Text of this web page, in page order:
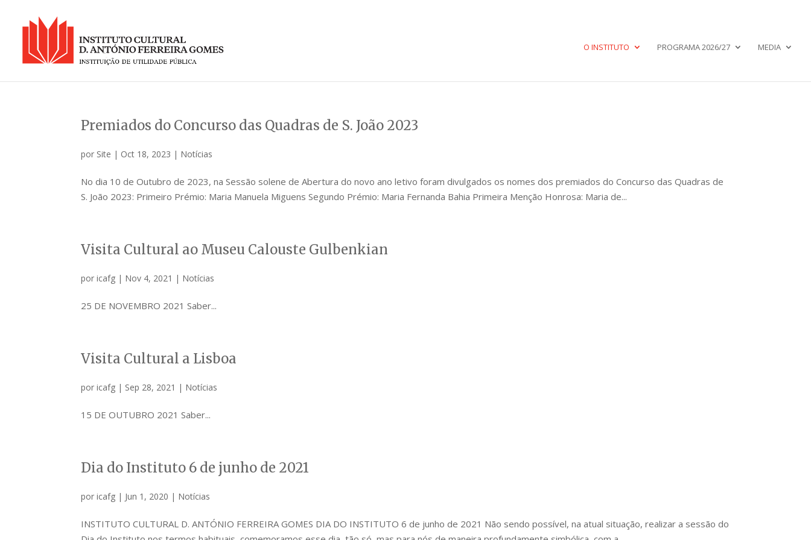
O INSTITUTO PROGRAMA 2026/27 MEDIA
Premiados do Concurso das Quadras de S. João 2023
por Site | Oct 18, 2023 | Notícias
No dia 10 de Outubro de 2023, na Sessão solene de Abertura do novo ano letivo foram divulgados os nomes dos premiados do Concurso das Quadras de
S. João 2023: Primeiro Prémio: Maria Manuela Miguens Segundo Prémio: Maria Fernanda Bahia Primeira Menção Honrosa: Maria de...
Visita Cultural ao Museu Calouste Gulbenkian
poricafg | Nov 4, 2021 | Notícias
25 DE NOVEMBRO 2021 Saber...
Visita Cultural a Lisboa
poricafg | Sep 28, 2021 | Notícias
15 DE OUTUBRO 2021 Saber...
Dia do Instituto 6 de junho de 2021
poricafg | Jun 1, 2020 | Notícias
INSTITUTO CULTURAL D. ANTÓNIO FERREIRA GOMES DIA DO INSTITUTO 6 de junho de 2021 Não sendo possível, na atual situação, realizar a sessão do